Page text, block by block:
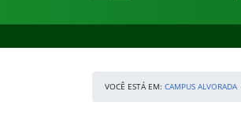
VOCÊ ESTÁ EM: CAMPUS ALVORADA